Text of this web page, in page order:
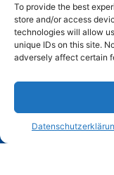
To provide the best
store and/or access
technologies will allow
unique IDs on this site.
adversely affect certain
Durch das Absenden